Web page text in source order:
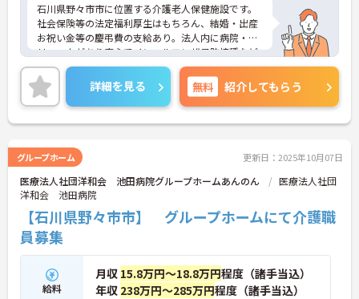
石川県野々市市に位置する介護老人保健施設です。
社会保険等の法定福利厚生はもちろん、結婚・出産
お祝い金等の慶弔費の支給あり。法人内に病院・ク
リニックがあり安心でインフルエンザ予防接種など
も低額で受けられます。
ご興味をお持ちの方には詳細の情報や面接のポイン
トをお伝えしますのでお気軽にお問い合わせくださ
いませ。
詳細を見る 無料 紹介してもらう
グループホーム 更新日：2025年10月07日
医療法人社団洋和会 池田病院グループホームあんのん
医療法人社団
洋和会 池田病院
【石川県野々市市】 グループホームにて介護職
員募集
給料
月収 15.8万円～18.8万円程度（諸手当込）
年収 238万円～285万円程度（諸手当込）